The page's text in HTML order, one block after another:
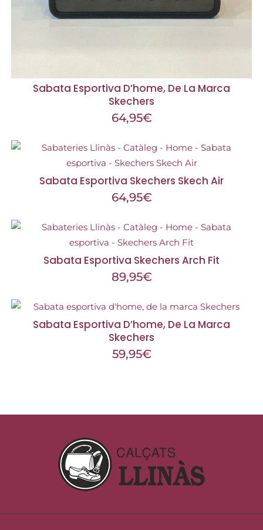
Sabata Esportiva D’home, De La Marca
Skechers
64,95€
Sabata Esportiva Skechers Skech Air
64,95€
Sabata Esportiva Skechers Arch Fit
89,95€
Sabata Esportiva D’home, De La Marca
Skechers
59,95€